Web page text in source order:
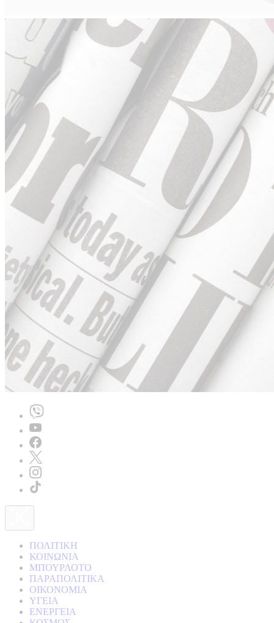
ΠΟΛΙΤΙΚΗ
ΚΟΙΝΩΝΙΑ
ΜΠΟΥΡΛΟΤΟ
ΠΑΡΑΠΟΛΙΤΙΚΑ
ΟΙΚΟΝΟΜΙΑ
ΥΓΕΙΑ
ΕΝΕΡΓΕΙΑ